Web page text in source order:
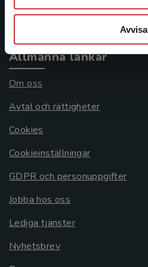
Avvisa
Allmänna länkar
Om oss
Avtal och rättigheter
Cookies
Cookieinställningar
GDPR och personuppgifter
Jobba hos oss
Lediga tjänster
Nyhetsbrev